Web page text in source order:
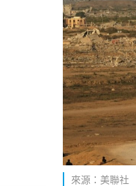
來源：美聯社